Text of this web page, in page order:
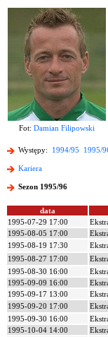
Fot: Damian Filipowski
Występy: 1994/95 1995/
Kariera
Sezon 1995/96
data
1995-07-29 17:00
1995-08-05 17:00
1995-08-19 17:30
1995-08-27 17:00
1995-08-30 16:00
1995-09-09 16:00
1995-09-17 13:00
1995-09-20 17:00
1995-09-30 16:00
1995-10-04 14:00